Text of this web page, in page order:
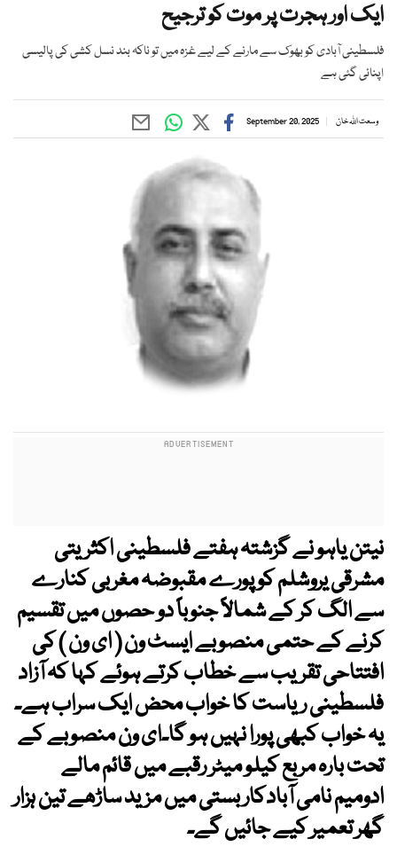
ایک اور ہجرت پر موت کو ترجیح
فلسطینی آبادی کو بھوک سے مارنے کے لیے غزہ میں تو ناکہ بند نسل کشی کی پالیسی
اپنائی گئی ہے
وسعت اللہ خان September 20, 2025
نیتن یاہو نے گزشتہ ہفتے فلسطینی اکثریتی
مشرقی یروشلم کو پورے مقبوضہ مغربی کنارے
سے الگ کر کے شمالاً جنوباً دو حصوں میں تقسیم
کرنے کے حتمی منصوبے ایسٹ ون ( ای ون ) کی
افتتاحی تقریب سے خطاب کرتے ہوئے کہا کہ آزاد
فلسطینی ریاست کا خواب محض ایک سراب ہے۔
یہ خواب کبھی پورا نہیں ہو گا۔ای ون منصوبے کے
تحت بارہ مربع کیلو میٹر رقبے میں قائم مالے
ادومیم نامی آبادکار بستی میں مزید ساڑھے تین ہزار
گھر تعمیر کیے جائیں گے۔